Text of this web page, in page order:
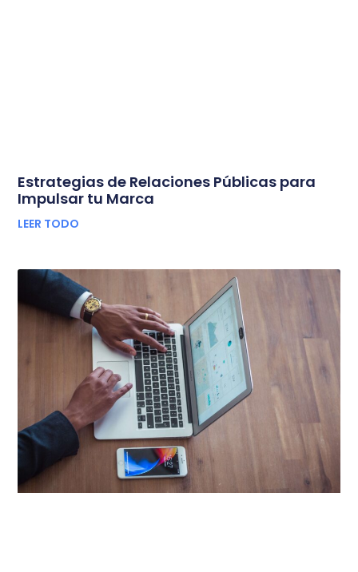
Estrategias de Relaciones Públicas para
Impulsar tu Marca
LEER TODO